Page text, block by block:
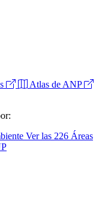
Atlas de ANP
Ver las 226 Áreas